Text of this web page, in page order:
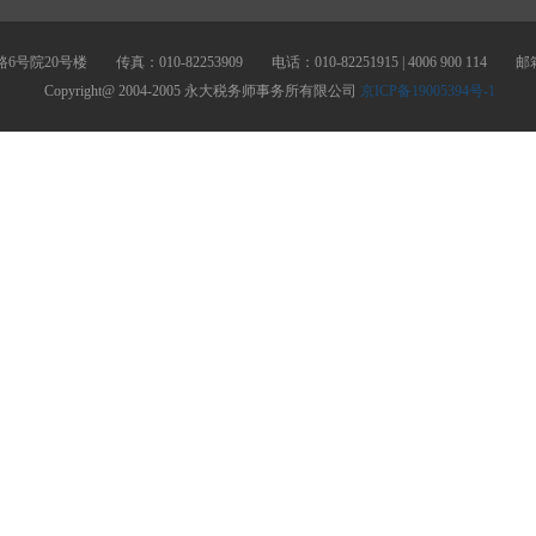
6号院20号楼 传真：010-82253909 电话：010-82251915 | 4006 900 114 邮箱
Copyright@ 2004-2005 永大税务师事务所有限公司 京ICP备19005394号-1